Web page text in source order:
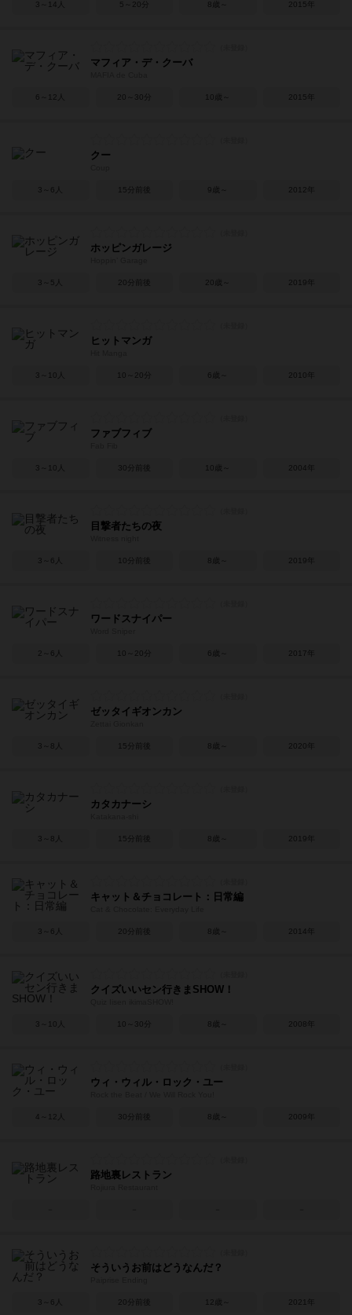
3～14人 5～20分 8歳～ 2015年
マフィア・デ・クーバ
6～12人 20～30分 10歳～ 2015年
クー
3～6人 15分前後 9歳～ 2012年
ホッピンガレージ
3～5人 20分前後 20歳～ 2019年
ヒットマンガ
3～10人 10～20分 6歳～ 2010年
ファブフィブ
3～10人 30分前後 10歳～ 2004年
目撃者たちの夜
3～6人 10分前後 8歳～ 2019年
ワードスナイパー
2～6人 10～20分 6歳～ 2017年
ゼッタイギオンカン
3～8人 15分前後 8歳～ 2020年
カタカナーシ
3～8人 15分前後 8歳～ 2019年
キャット＆チョコレート：日常編
3～6人 20分前後 8歳～ 2014年
クイズいいセン行きまSHOW！
3～10人 10～30分 8歳～ 2008年
ウィ・ウィル・ロック・ユー
4～12人 30分前後 8歳～ 2009年
路地裏レストラン
そういうお前はどうなんだ？
3～6人 20分前後 12歳～ 2021年